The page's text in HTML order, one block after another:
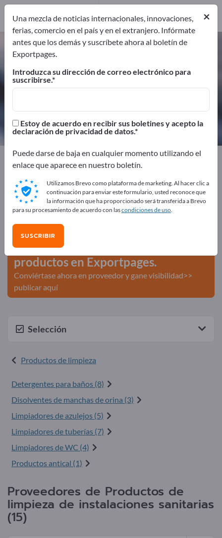
Productos de limpieza de
instalaciones sanitarias –
encuentre fabricantes y
proveedores
Exportadores
15
Fabricantes
15
Exportpages Química y farma
Productos de limpieza
Productos de limpieza de instalaciones sanitarias
¡Anúnciese gratis en Exportpages!
Necesidades – Ofertas – Productos usados – Contactos
comerciales >> Empiece aquí
Publique su empresa y sus
productos en Exportpages.
Conviértase ahora en proveedor y gane visibilidad>>
publicar aquí
Selección
Productos de limpieza
Detergentes para baños (8)
Disolventes de manchas de orina (3)
Limpiadores de azulejos (5)
Limpiadores de tuberías (7)
Limpiadores de WC (4)
Productos antical (1)
Proveedores de Productos de
limpieza de instalaciones sanitarias
(15)
×
Una mezcla de noticias internacionales, innovaciones,
ferias, comercio en el país y en el extranjero. Infórmate
antes que los demás y suscríbete ahora al boletín de
Exportpages.
Introduzca su dirección de correo electrónico para
suscribirse.
Estoy de acuerdo en recibir sus boletines y acepto la
declaración de privacidad de datos.
Puede darse de baja en cualquier momento utilizando el
enlace que aparece en nuestro boletín.
Utilizamos Brevo como plataforma de marketing. Al hacer clic a
continuación para enviar este formulario, usted reconoce que
la información que ha proporcionado será transferida a Brevo
para su procesamiento de acuerdo con lascondiciones de uso.
SUSCRIBIR